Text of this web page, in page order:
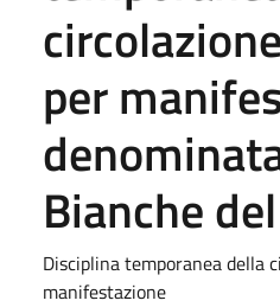
per
Bianche
Disciplina temporanea della
manifestazione